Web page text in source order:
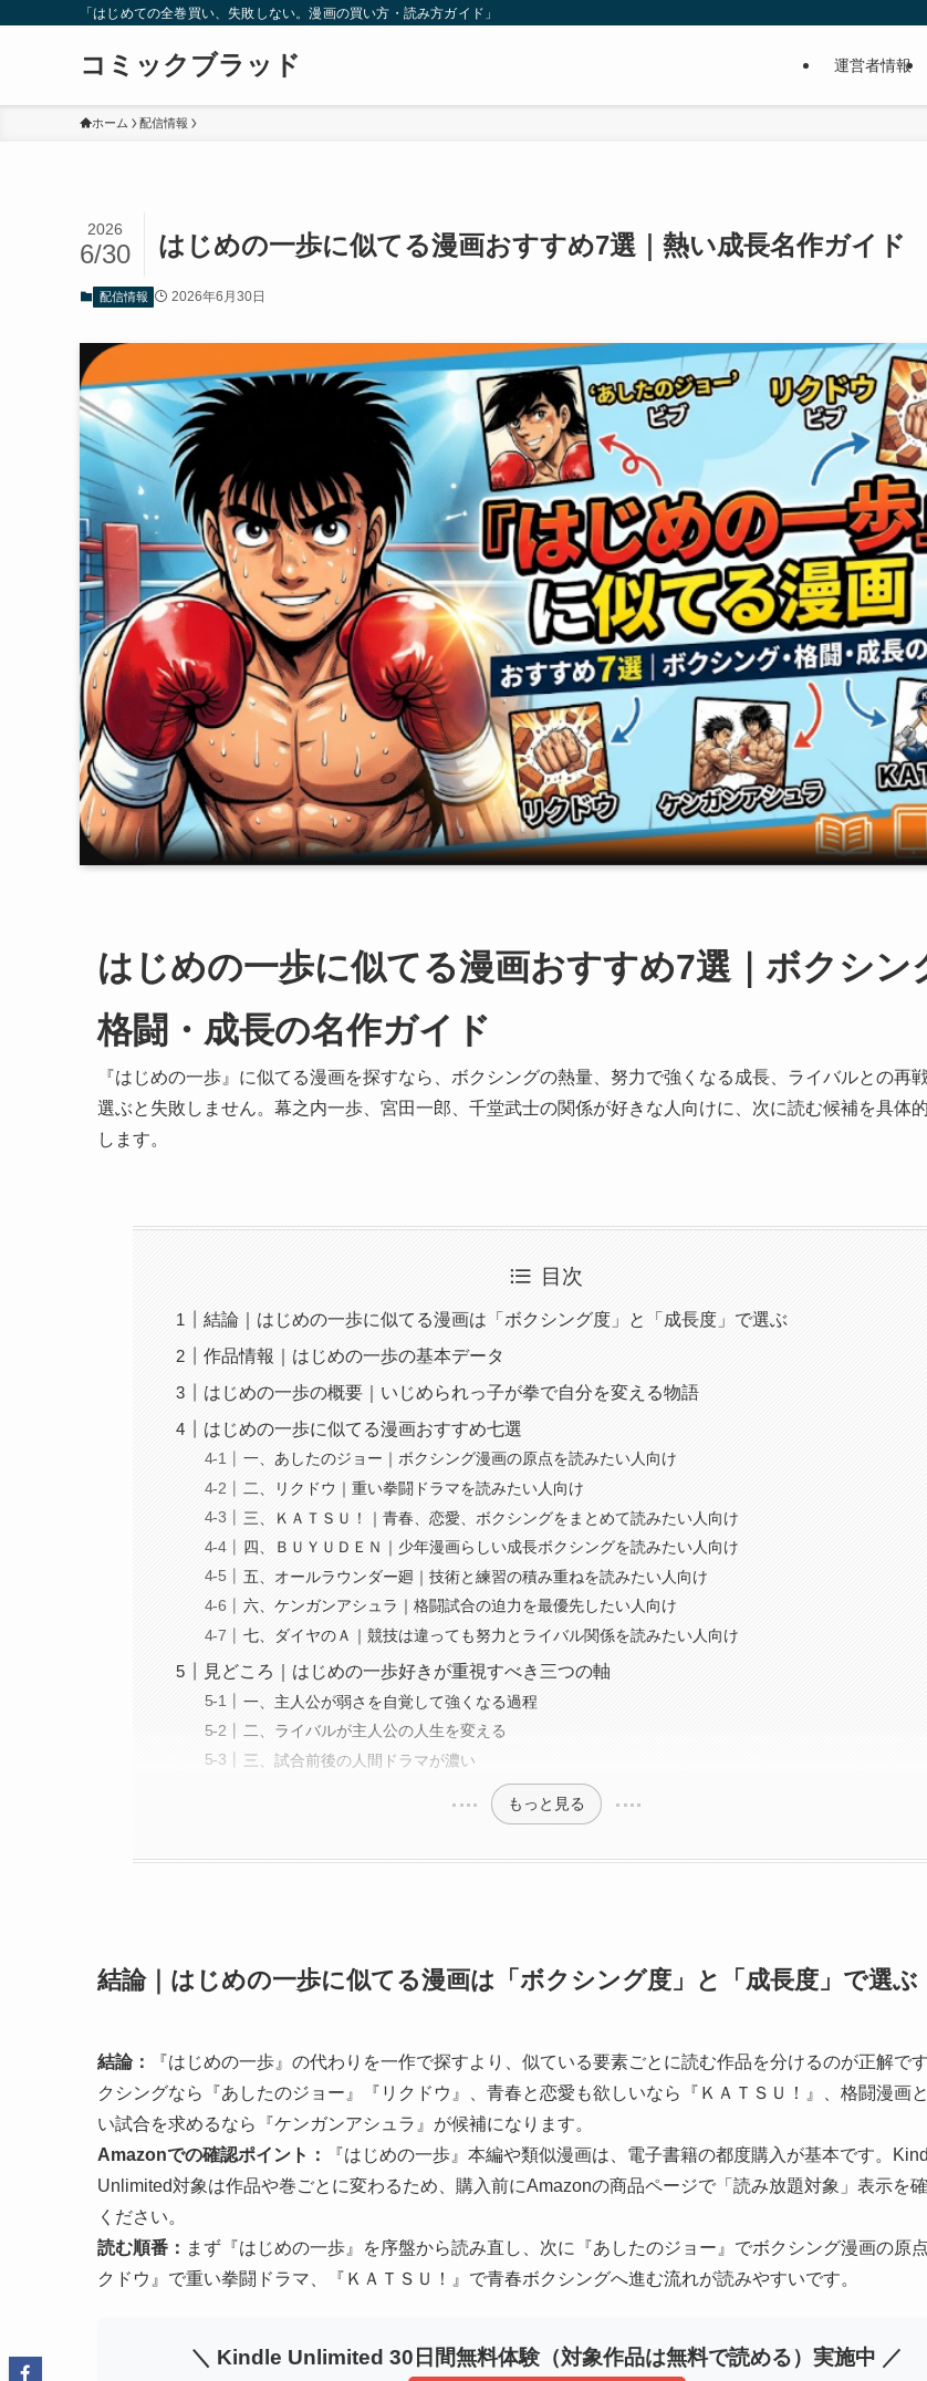
「はじめての全巻買い、失敗しない。漫画の買い方・読み方ガイド」
コミックブラッド 運営者情報
ホーム 配信情報
はじめの一歩に似てる漫画おすすめ7選｜熱い成長名作ガイド
2026
6/30
配信情報 2026年6月30日
はじめの一歩に似てる漫画おすすめ7選｜ボクシン
格闘・成長の名作ガイド
『はじめの一歩』に似てる漫画を探すなら、ボクシングの熱量、努力で強くなる成長、ライバルとの再
選ぶと失敗しません。幕之内一歩、宮田一郎、千堂武士の関係が好きな人向けに、次に読む候補を具体
します。
目次
結論｜はじめの一歩に似てる漫画は「ボクシング度」と「成長度」で選ぶ
作品情報｜はじめの一歩の基本データ
はじめの一歩の概要｜いじめられっ子が拳で自分を変える物語
はじめの一歩に似てる漫画おすすめ七選
一、あしたのジョー｜ボクシング漫画の原点を読みたい人向け
二、リクドウ｜重い拳闘ドラマを読みたい人向け
三、ＫＡＴＳＵ！｜青春、恋愛、ボクシングをまとめて読みたい人向け
四、ＢＵＹＵＤＥＮ｜少年漫画らしい成長ボクシングを読みたい人向け
五、オールラウンダー廻｜技術と練習の積み重ねを読みたい人向け
六、ケンガンアシュラ｜格闘試合の迫力を最優先したい人向け
七、ダイヤのＡ｜競技は違っても努力とライバル関係を読みたい人向け
見どころ｜はじめの一歩好きが重視すべき三つの軸
一、主人公が弱さを自覚して強くなる過程
二、ライバルが主人公の人生を変える
三、試合前後の人間ドラマが濃い
もっと見る
結論｜はじめの一歩に似てる漫画は「ボクシング度」と「成長度」で選ぶ
結論：
『はじめの一歩』の代わりを一作で探すより、似ている要素ごとに読む作品を分けるのが正解で
クシングなら『あしたのジョー』『リクドウ』、青春と恋愛も欲しいなら『ＫＡＴＳＵ！』、格闘漫画
い試合を求めるなら『ケンガンアシュラ』が候補になります。
Amazonでの確認ポイント：
『はじめの一歩』本編や類似漫画は、電子書籍の都度購入が基本です。
Unlimited対象は作品や巻ごとに変わるため、購入前にAmazonの商品ページで「読み放題対象」表示を
ください。
読む順番： まず『はじめの一歩』を序盤から読み直し、次に『あしたのジョー』でボクシング漫画の原
クドウ』で重い拳闘ドラマ、『ＫＡＴＳＵ！』で青春ボクシングへ進む流れが読みやすいです。
＼ Kindle Unlimited 30日間無料体験（対象作品は無料で読める）実施中 ／